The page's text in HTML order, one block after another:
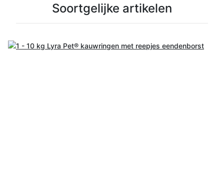
Soortgelijke artikelen